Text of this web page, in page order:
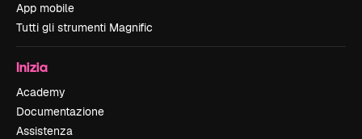
App mobile
Tutti gli strumenti Magnific
Inizia
Academy
Documentazione
Assistenza